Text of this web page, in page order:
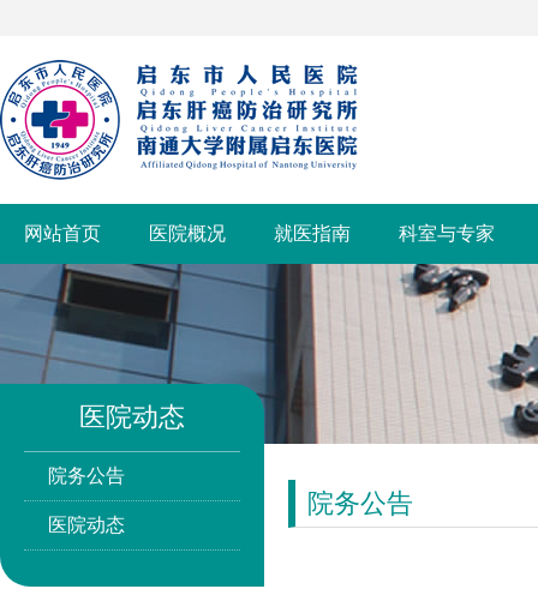
网站首页 医院概况 就医指南 科室与专家
医院动态
院务公告
医院动态
院务公告